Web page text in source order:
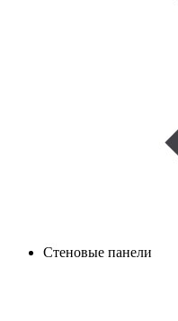
Стеновые панели